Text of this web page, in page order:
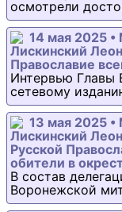
осмотрели
14 мая 2025
Лискинский
Православие
Интервью Главы
сетевому
13 мая 2025
Лискинский
Русской
обители в
В состав
Воронежской